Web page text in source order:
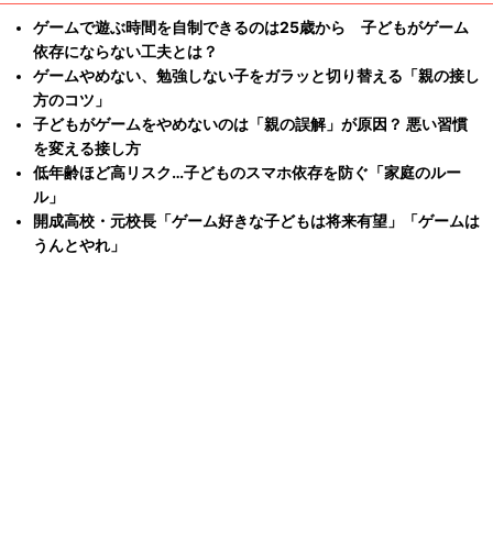
ゲームで遊ぶ時間を自制できるのは25歳から 子どもがゲーム
依存にならない工夫とは？
ゲームやめない、勉強しない子をガラッと切り替える「親の接し
方のコツ」
子どもがゲームをやめないのは「親の誤解」が原因？ 悪い習慣
を変える接し方
低年齢ほど高リスク…子どものスマホ依存を防ぐ「家庭のルー
ル」
開成高校・元校長「ゲーム好きな子どもは将来有望」「ゲームは
うんとやれ」